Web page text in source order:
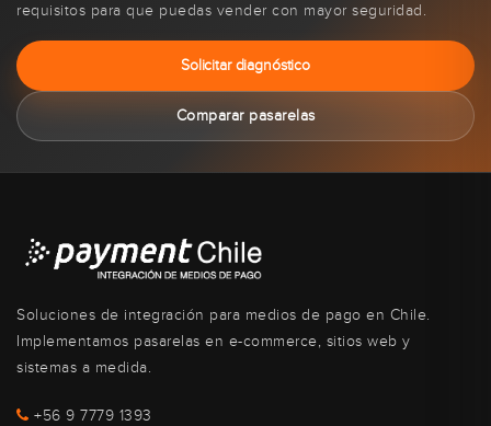
requisitos para que puedas vender con mayor seguridad.
Solicitar diagnóstico
Comparar pasarelas
Soluciones de integración para medios de pago en Chile.
Implementamos pasarelas en e-commerce, sitios web y
sistemas a medida.
+56 9 7779 1393